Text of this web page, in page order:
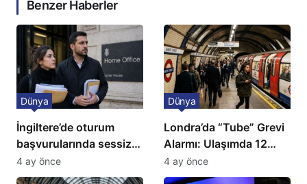
Benzer Haberler
İngiltere’de oturum
başvurularında sessiz
kriz: Büyükelçilikten
açıklama!
Dünya
4 ay önce
Londra’da “Tube” Grevi
Alarmı: Ulaşımda 12
Günlük Kaos Kapıda
Dünya
4 ay önce